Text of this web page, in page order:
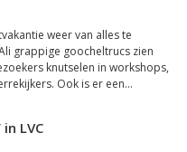
weer van alles te
grappige goocheltrucs zien
knutselen in workshops,
Ook is er een...
LVC